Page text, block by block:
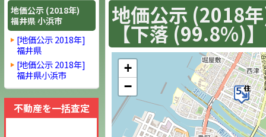
地価公示 (2018
【下落 (99.8%)】
+
−
地価公示 (2018年)
福井県 小浜市
[地価公示 2018年]
福井県
[地価公示 2018年]
福井県小浜市
不動産を一括査定